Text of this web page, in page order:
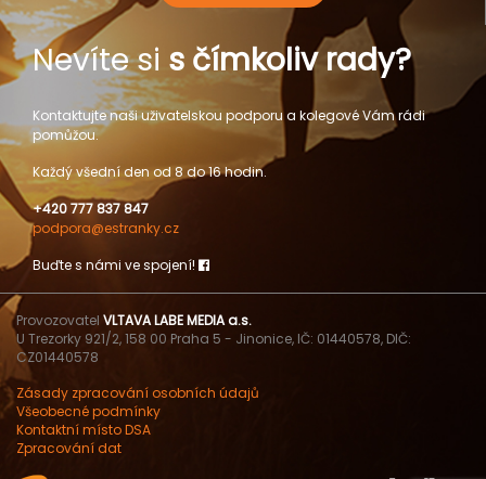
Nevíte si s čímkoliv rady?
Kontaktujte naši uživatelskou podporu a kolegové Vám rádi
pomůžou.
Každý všední den od 8 do 16 hodin.
+420 777 837 847
podpora@estranky.cz
Buďte s námi ve spojení!
Provozovatel VLTAVA LABE MEDIA a.s.
U Trezorky 921/2, 158 00 Praha 5 - Jinonice, IČ: 01440578, DIČ:
CZ01440578
Zásady zpracování osobních údajů
Všeobecné podmínky
Kontaktní místo DSA
Zpracování dat